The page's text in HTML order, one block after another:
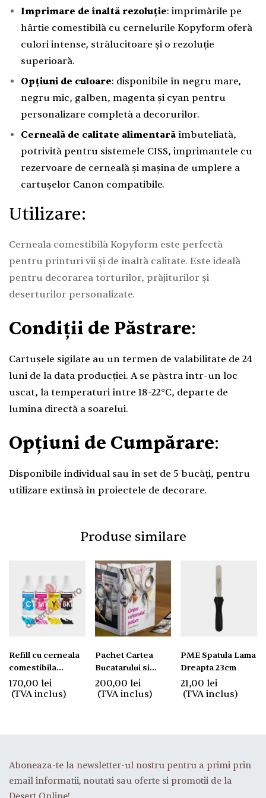
Imprimare de înaltă rezoluție: imprimările pe
hârtie comestibilă cu cernelurile Kopyform oferă
culori intense, strălucitoare și o rezoluție
superioară.
Opțiuni de culoare: disponibile în negru mare,
negru mic, galben, magenta și cyan pentru
personalizare completă a decorurilor.
Cerneală de calitate alimentarăîmbuteliată,
potrivită pentru sistemele CISS, imprimantele cu
rezervoare de cerneală și mașina de umplere a
cartușelor Canon compatibile.
Utilizare:
Cerneala comestibilă Kopyform este perfectă
pentru printuri vii și de înaltă calitate. Este ideală
pentru decorarea torturilor, prăjiturilor și
deserturilor personalizate.
Condiții de Păstrare:
Cartușele sigilate au un termen de valabilitate de 24
luni de la data producției. A se păstra într-un loc
uscat, la temperaturi între 18-22°C, departe de
lumina directă a soarelui.
Opțiuni de Cumpărare:
Disponibile individual sau în set de 5 bucăți, pentru
utilizare extinsă în proiectele de decorare.
Produse similare
Refill cu cerneala
comestibila
pentru cartuse
170,00 lei
(TVA inclus)
Pachet Cartea
Bucatarului si
Cartea Cofetarului
Patiser. Transport
200,00 lei
(TVA inclus)
PME Spatula Lama
Dreapta 23cm
21,00lei
(TVA inclus)
Aboneaza-te la newsletter-ul nostru pentru a primi prin
email informatii, noutati sau oferte si promotii de la